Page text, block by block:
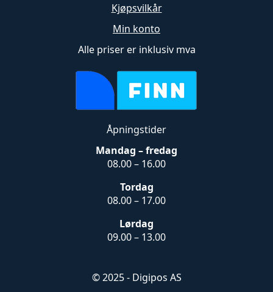
Kjøpsvilkår
Min konto
Alle priser er inklusiv mva
Åpningstider
Mandag – fredag
08.00 – 16.00
Tordag
08.00 – 17.00
Lørdag
09.00 – 13.00
© 2025 - Digipos AS